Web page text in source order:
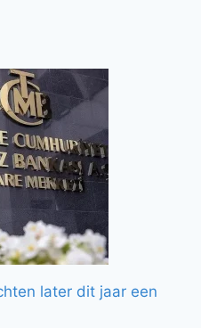
later dit jaar een